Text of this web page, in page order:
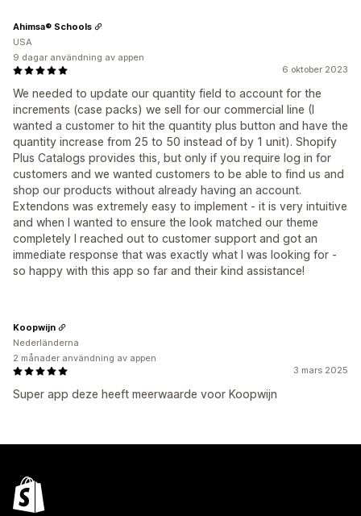
6 oktober 2023
We needed to update our quantity field to account for the
increments (case packs) we sell for our commercial line (I
wanted a customer to hit the quantity plus button and have the
quantity increase from 25 to 50 instead of by 1 unit). Shopify
Plus Catalogs provides this, but only if you require log in for
customers and we wanted customers to be able to find us and
shop our products without already having an account.
Extendons was extremely easy to implement - it is very intuitive
and when I wanted to ensure the look matched our theme
completely I reached out to customer support and got an
immediate response that was exactly what I was looking for -
so happy with this app so far and their kind assistance!
Ahimsa® Schools
USA
9 dagar användning av appen
3 mars 2025
Super app deze heeft meerwaarde voor Koopwijn
Koopwijn
Nederländerna
2 månader användning av appen